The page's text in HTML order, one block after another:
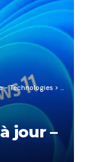
- Technologies > Blog
jour –